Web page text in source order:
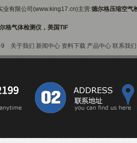
业有限公司(www.king17.cn)主营:德尔格压缩空气
格气体检测仪，美国TIF
关于我们 新闻中心 资料下载 产品中心 联系我们